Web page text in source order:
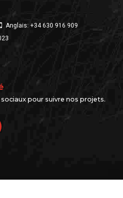
Anglais: +34 630 916 909
pour suivre nos projets.